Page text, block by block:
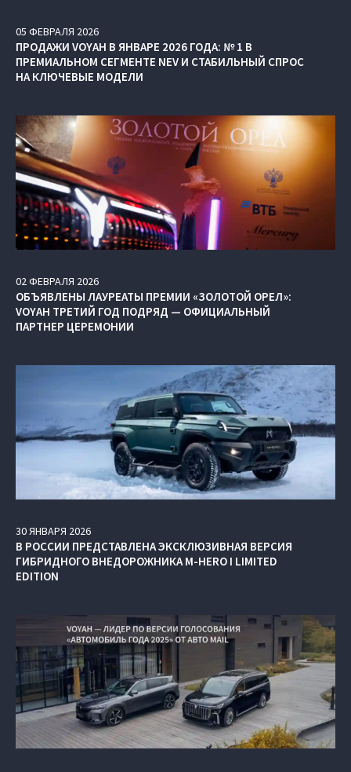
05 ФЕВРАЛЯ 2026
ПРОДАЖИ VOYAH В ЯНВАРЕ 2026 ГОДА: № 1 В
ПРЕМИАЛЬНОМ СЕГМЕНТЕ NEV И СТАБИЛЬНЫЙ СПРОС
НА КЛЮЧЕВЫЕ МОДЕЛИ
02ФЕВРАЛЯ 2026
ОБЪЯВЛЕНЫ ЛАУРЕАТЫ ПРЕМИИ «ЗОЛОТОЙ ОРЕЛ»:
VOYAH ТРЕТИЙ ГОД ПОДРЯД — ОФИЦИАЛЬНЫЙ
ПАРТНЕР ЦЕРЕМОНИИ
30ЯНВАРЯ 2026
В РОССИИ ПРЕДСТАВЛЕНА ЭКСКЛЮЗИВНАЯ ВЕРСИЯ
ГИБРИДНОГО ВНЕДОРОЖНИКА M‑HERO I LIMITED
EDITION